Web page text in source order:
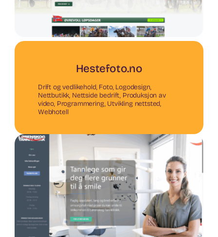
Hestefoto.no
Drift og vedlikehold, Foto, Logodesign,
Nettbutikk, Nettside bedrift, Produksjon av
video, Programmering, Utvikling nettsted,
Webhotell